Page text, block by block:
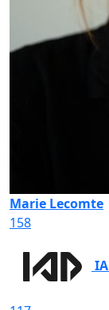
Marie Lecomte
158